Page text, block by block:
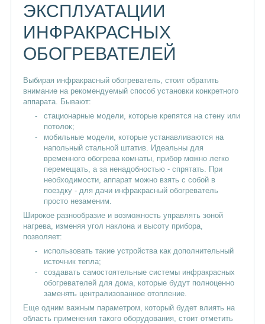
ЭКСПЛУАТАЦИИ
ИНФРАКРАСНЫХ
ОБОГРЕВАТЕЛЕЙ
Выбирая инфракрасный обогреватель, стоит обратить
внимание на рекомендуемый способ установки конкретного
аппарата. Бывают:
стационарные модели, которые крепятся на стену или
потолок;
мобильные модели, которые устанавливаются на
напольный стальной штатив. Идеальны для
временного обогрева комнаты, прибор можно легко
перемещать, а за ненадобностью - спрятать. При
необходимости, аппарат можно взять с собой в
поездку - для дачи инфракрасный обогреватель
просто незаменим.
Широкое разнообразие и возможность управлять зоной
нагрева, изменяя угол наклона и высоту прибора,
позволяет:
использовать такие устройства как дополнительный
источник тепла;
создавать самостоятельные системы инфракрасных
обогревателей для дома, которые будут полноценно
заменять централизованное отопление.
Еще одним важным параметром, который будет влиять на
область применения такого оборудования, стоит отметить